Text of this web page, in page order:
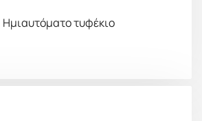
Ημιαυτόματο τυφέκιο